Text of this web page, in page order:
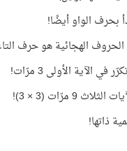
الآية الأولى 3 مرّات!
9 مرّات (3 × 3)!
ذاتها!